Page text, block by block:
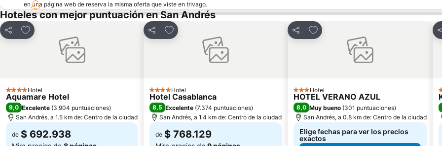
en una página web de reserva la misma oferta que viste en trivago.
Hoteles con mejor puntuación en San Andrés
Compartir
Agregar a favoritos
4 Estrellas
Hotel
Aquamare Hotel
9,0 Excelente (3.904 puntuaciones)
San Andrés, a 1.5 km de: Centro de la ciudad
de $ 692.938
Compartir
Agregar a favoritos
4 Estrellas
Hotel
Hotel Casablanca
8,5 Excelente (7.374 puntuaciones)
San Andrés, a 1.4 km de: Centro de la ciudad
de $ 768.129
Compartir
Agregar a favoritos
3 Estrellas
Hotel
HOTEL VERANO AZUL
8,0 Muy bueno (301 puntuaciones)
San Andrés, a 0.8 km de: Centro de la ciudad
Elige fechas para ver los precios
exactos